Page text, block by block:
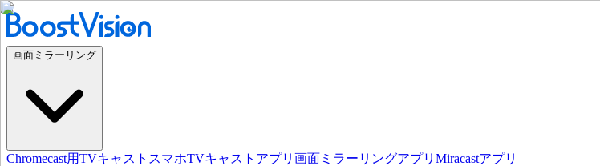
画面ミラーリング
Chromecast用TVキャスト スマホTVキャストアプリ 画面ミラーリングアプリ Miracastアプリ